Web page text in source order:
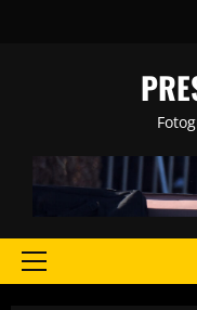
Primary